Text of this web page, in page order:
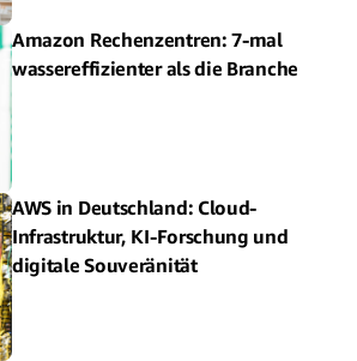
Amazon Rechenzentren: 7-mal
wassereffizienter als die Branche
AWS in Deutschland: Cloud-
Infrastruktur, KI-Forschung und
digitale Souveränität